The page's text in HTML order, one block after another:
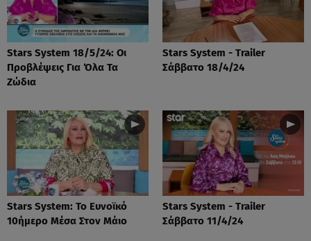
Stars System 18/5/24: Οι
Προβλέψεις Για Όλα Τα
Ζώδια
Stars System - Trailer
Σάββατο 18/4/24
Stars System: Το Ευνοϊκό
10ήμερο Μέσα Στον Μάιο
Stars System - Trailer
Σάββατο 11/4/24